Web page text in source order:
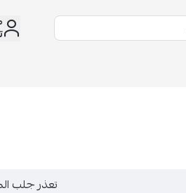
تعذر جلب